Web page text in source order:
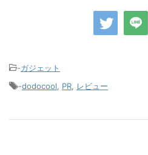
-ガジェット
-dodocool PR レビュー